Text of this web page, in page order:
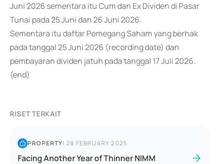
Juni 2026 sementara itu Cum dan Ex Dividen di Pasar
Tunai pada 25 Juni dan 26 Juni 2026.
Sementara itu daftar Pemegang Saham yang berhak
pada tanggal 25 Juni 2026 (recording date) dan
pembayaran dividen jatuh pada tanggal 17 Juli 2026.
(end)
RISET TERKAIT
PROPERTY|28 FEBRUARY 2025
Facing Another Year of Thinner NIMM